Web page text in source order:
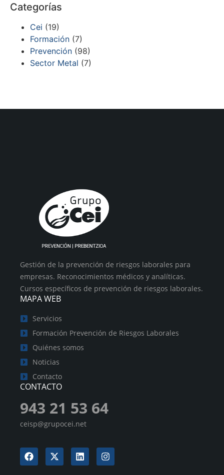
Categorías
Cei (19)
Formación (7)
Prevención (98)
Sector Metal (7)
Gestión de la prevención de riesgos laborales para
empresas. Reconocimientos médicos y analíticas.
Cursos específicos de prevención de riesgos laborales.
MAPA WEB
Servicios
Formación Prevención de Riesgos Laborales
Quiénes somos
Noticias
Contacto
CONTACTO
943 21 53 64
ceisp@grupocei.net